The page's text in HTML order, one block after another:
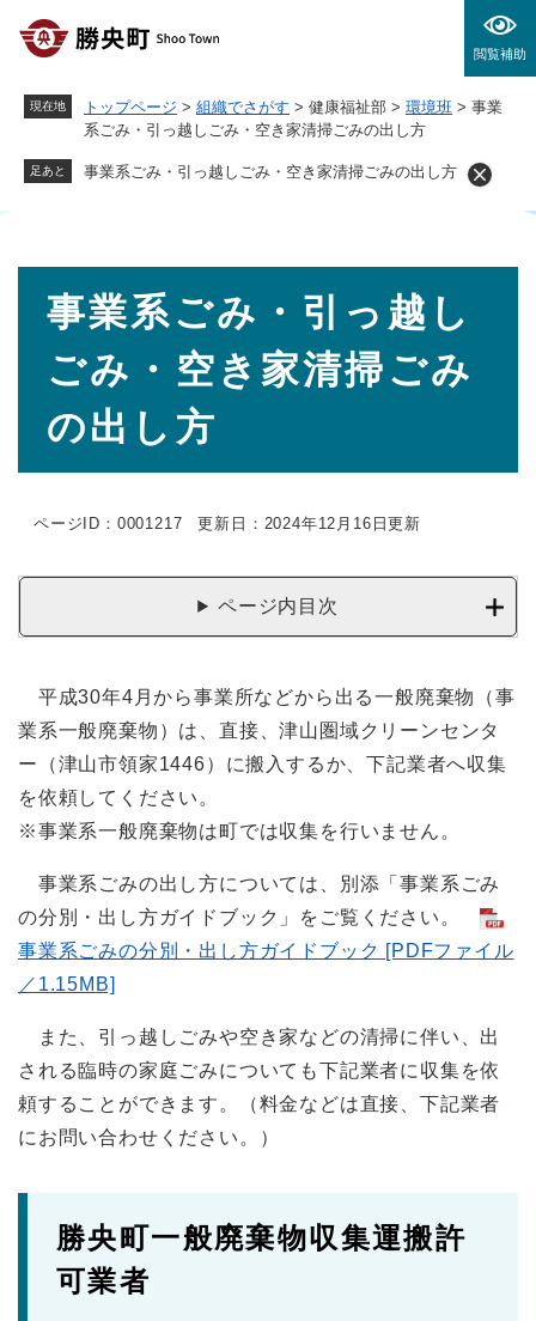
閲覧補助
現在地 トップページ > 組織でさがす > 健康福祉部 > 環境班 > 事業
系ごみ・引っ越しごみ・空き家清掃ごみの出し方
足あと 事業系ごみ・引っ越しごみ・空き家清掃ごみの出し方
事業系ごみ・引っ越し
ごみ・空き家清掃ごみ
の出し方
ページID：0001217 更新日：2024年12月16日更新
ページ内目次
平成30年4月から事業所などから出る一般廃棄物（事
業系一般廃棄物）は、直接、津山圏域クリーンセンタ
ー（津山市領家1446）に搬入するか、下記業者へ収集
を依頼してください。
※事業系一般廃棄物は町では収集を行いません。
事業系ごみの出し方については、別添「事業系ごみ
の分別・出し方ガイドブック」をご覧ください。
事業系ごみの分別・出し方ガイドブック [PDFファイル
／1.15MB]
また、引っ越しごみや空き家などの清掃に伴い、出
される臨時の家庭ごみについても下記業者に収集を依
頼することができます。（料金などは直接、下記業者
にお問い合わせください。）
勝央町一般廃棄物収集運搬許
可業者